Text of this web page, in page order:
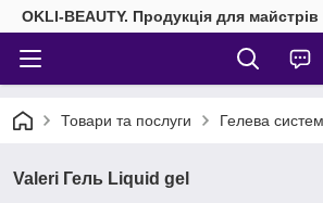
OKLI-BEAUTY. Продукція для майстрів
Товари та послуги Гелева
Valeri Гель Liquid gel